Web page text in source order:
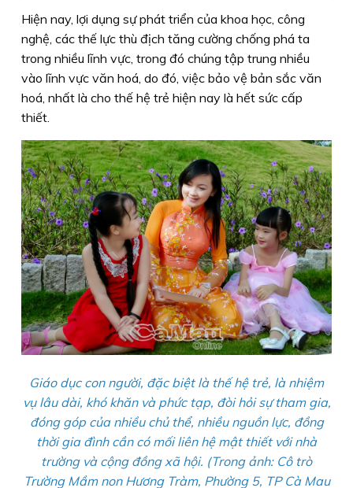
Hiện nay, lợi dụng sự phát triển của khoa học, công
nghệ, các thế lực thù địch tăng cường chống phá ta
trong nhiều lĩnh vực, trong đó chúng tập trung nhiều
vào lĩnh vực văn hoá, do đó, việc bảo vệ bản sắc văn
hoá, nhất là cho thế hệ trẻ hiện nay là hết sức cấp
thiết.
Giáo dục con người, đặc biệt là thế hệ trẻ, là nhiệm
vụ lâu dài, khó khăn và phức tạp, đòi hỏi sự tham gia,
đóng góp của nhiều chủ thể, nhiều nguồn lực, đồng
thời gia đình cần có mối liên hệ mật thiết với nhà
trường và cộng đồng xã hội. (Trong ảnh: Cô trò
Trường Mầm non Hương Tràm, Phường 5, TP Cà Mau